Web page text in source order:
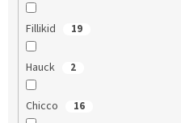
Fillikid 19
Hauck 2
Chicco 16